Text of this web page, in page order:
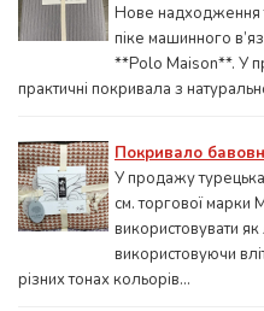
Нове надходження
піке машинного
**Polo Maison**. У
практичні покривала з
Покривало
У продажу
см. торгової
використовувати
використовуючи
різних тонах кольорів...